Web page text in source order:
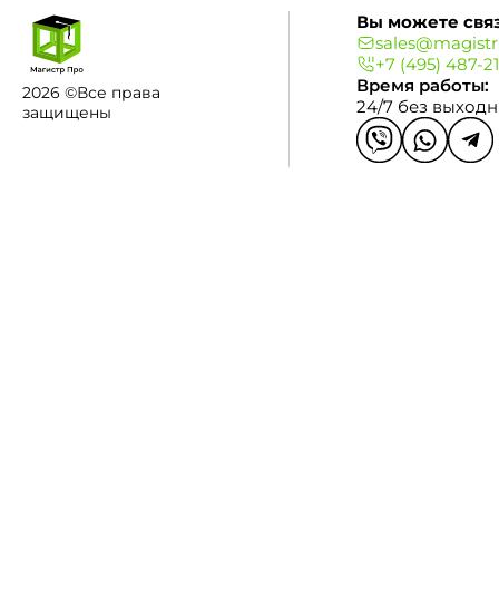
2026 ©Все права
защищены
Вы можете
+7 (495) 487-
Время работы:
24/7 без